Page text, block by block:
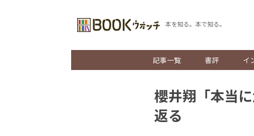
本を知る。本で知る。
記事一覧 書評 イ
櫻井翔「本当
返る